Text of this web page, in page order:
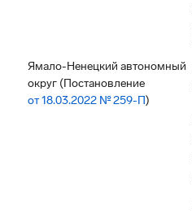
Ямало-Ненецкий автономный
округ (Постановление
от 18.03.2022 № 259-П)